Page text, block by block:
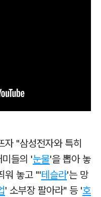
"삼성전자와 특히
들의 '눈물'을 뽑아 놓
워 놓고 "'테슬라'는 망
' 소부장 팔아라" 등 '호